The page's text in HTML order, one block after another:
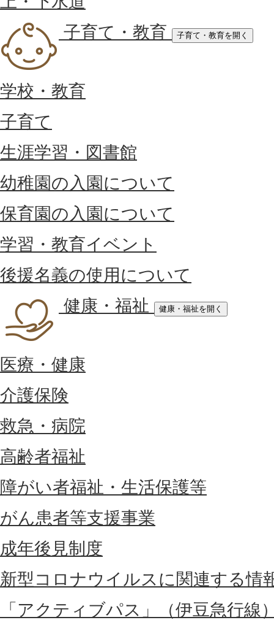
子育て・教育
子育て・教育を開く
学校・教育
子育て
生涯学習・図書館
幼稚園の入園について
保育園の入園について
学習・教育イベント
後援名義の使用について
健康・福祉
健康・福祉を開く
医療・健康
介護保険
救急・病院
高齢者福祉
障がい者福祉・生活保護等
がん患者等支援事業
成年後見制度
新型コロナウイルスに関連する情
「アクティブパス」（伊豆急行線